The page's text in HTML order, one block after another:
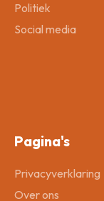
Politiek
Social media
Pagina's
Privacyverklaring
Over ons